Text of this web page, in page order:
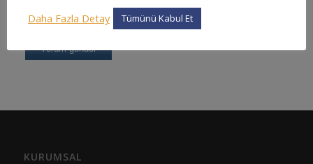
KURUMSAL
Daha Fazla Detay
Tümünü Kabul Et